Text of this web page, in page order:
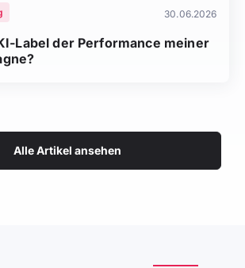
30.06.2026
Label der Performance meiner
Alle Artikel ansehen